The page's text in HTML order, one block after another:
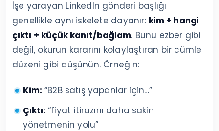
İşe yarayan LinkedIn gönderi başlığı
genellikle aynı iskelete dayanır: kim + hangi
çıktı + küçük kanıt/bağlam. Bunu ezber gibi
değil, okurun kararını kolaylaştıran bir cümle
düzeni gibi düşünün. Örneğin:
Kim: “B2B satış yapanlar için…”
Çıktı: “fiyat itirazını daha sakin
yönetmenin yolu”